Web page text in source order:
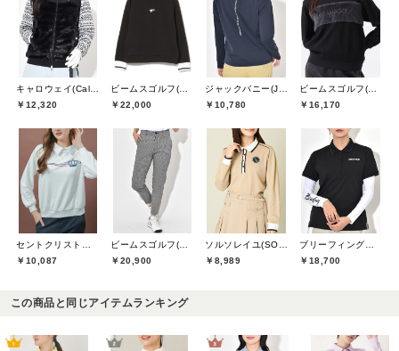
キャロウェイ(Callaway)
￥12,320
ビームスゴルフ(BEAMS GOLF)
￥22,000
ジャックバニー(Jack Bunny)
￥10,780
ビームスゴルフ(BEAMS GOLF)
￥16,170
セントクリストファーゴルフ(St.ChristopherGolf)
￥10,087
ビームスゴルフ(BEAMS GOLF)
￥20,900
ソルソレイユ(SOUS LE SOLEIL)
￥8,989
ブリーフィングゴルフ(BRIEFING GOLF)
￥18,700
この商品と同じアイテムランキング